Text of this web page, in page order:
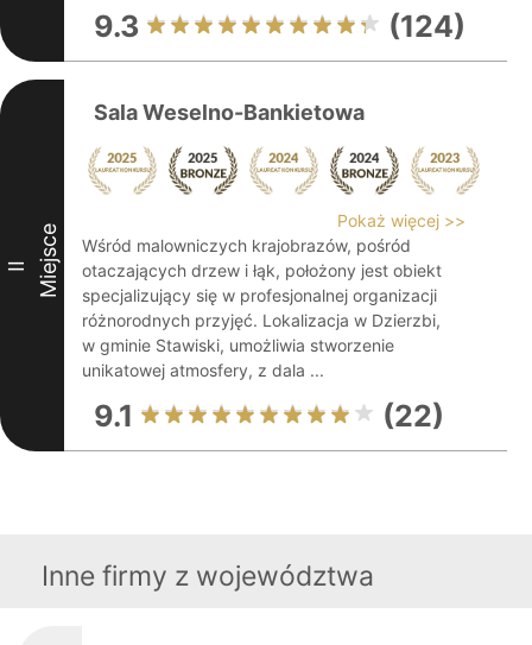
9.3 (124)
II Miejsce
Sala Weselno-Bankietowa
Pokaż więcej >>
Wśród malowniczych krajobrazów, pośród
otaczających drzew i łąk, położony jest obiekt
specjalizujący się w profesjonalnej organizacji
różnorodnych przyjęć. Lokalizacja w Dzierzbi,
w gminie Stawiski, umożliwia stworzenie
unikatowej atmosfery, z dala ...
9.1 (22)
Inne firmy z województwa